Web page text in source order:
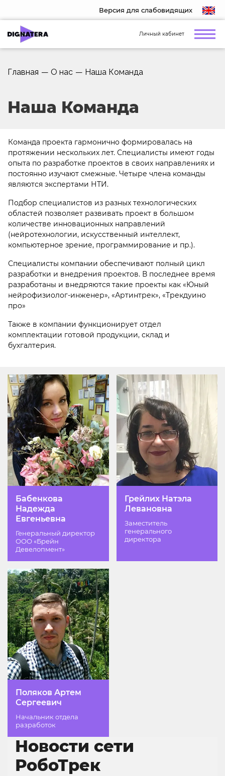
Версия для слабовидящих
Личный кабинет
Главная — О нас — Наша Команда
Наша Команда
Команда проекта гармонично формировалась на
протяжении нескольких лет. Специалисты имеют годы
опыта по разработке проектов в своих направлениях и
постоянно изучают смежные. Четыре члена команды
являются экспертами НТИ.
Подбор специалистов из разных технологических
областей позволяет развивать проект в большом
количестве инновационных направлений
(нейротехнологии, искусственный интеллект,
компьютерное зрение, программирование и пр.).
Специалисты компании обеспечивают полный цикл
разработки и внедрения проектов. В последнее время
разработаны и внедряются такие проекты как «Юный
нейрофизиолог-инженер», «Артинтрек», «Трекдуино
про»
Также в компании функционирует отдел
комплектации готовой продукции, склад и
бухгалтерия.
Бабенкова
Надежда
Евгеньевна
Генеральный директор
ООО «Брейн
Девелопмент»
Грейлих Натэла
Левановна
Заместитель
генерального
директора
Поляков Артем
Сергеевич
Начальник отдела
разработок
Новости сети
РобоТрек